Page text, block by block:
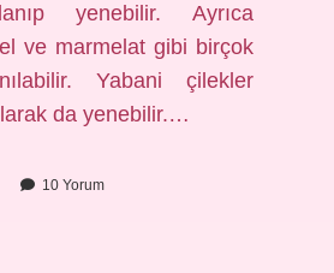
yenebilir. Ayrıca
ve marmelat gibi birçok
Yabani çilekler
da yenebilir.…
10 Yorum